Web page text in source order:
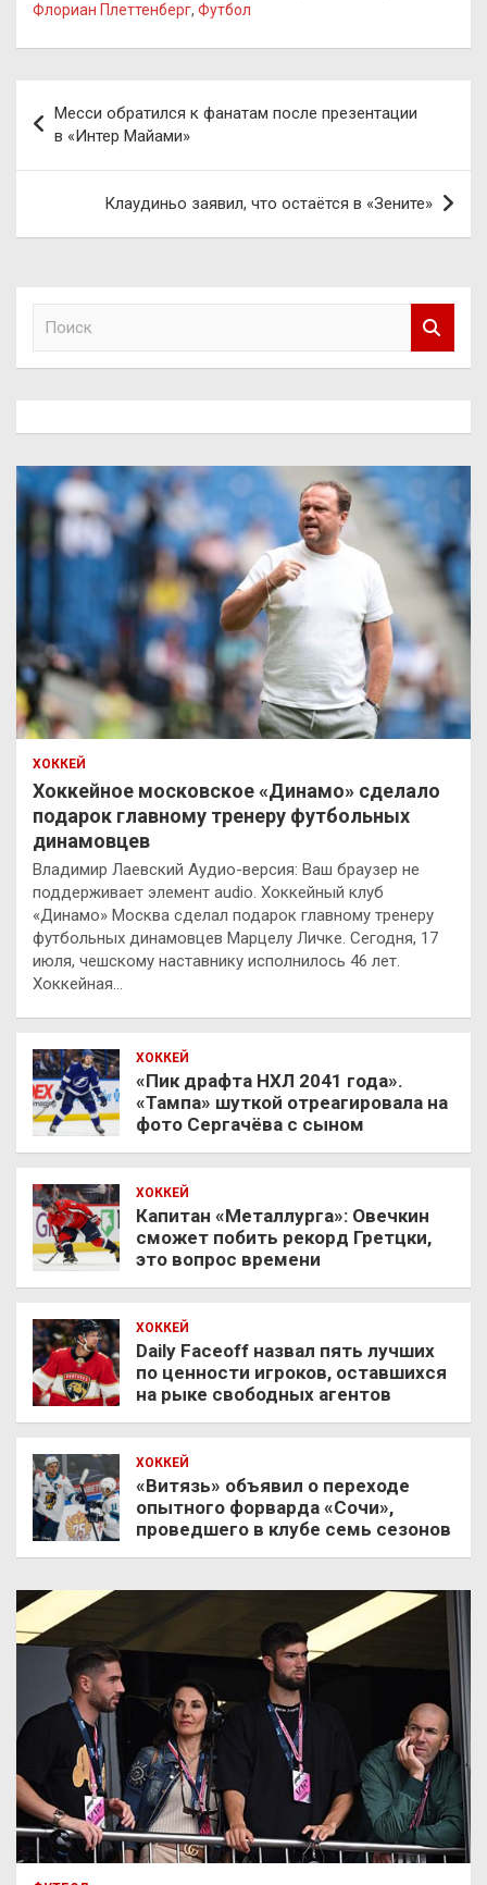
Флориан Плеттенберг, Футбол
по
записям
Месси обратился к фанатам после презентации
в «Интер Майами»
Клаудиньо заявил, что остаётся в «Зените»
ХОККЕЙ
Хоккейное московское «Динамо» сделало
подарок главному тренеру футбольных
динамовцев
Владимир Лаевский Аудио-версия: Ваш браузер не
поддерживает элемент audio. Хоккейный клуб
«Динамо» Москва сделал подарок главному тренеру
футбольных динамовцев Марцелу Личке. Сегодня, 17
июля, чешскому наставнику исполнилось 46 лет.
Хоккейная…
ХОККЕЙ
«Пик драфта НХЛ 2041 года».
«Тампа» шуткой отреагировала на
фото Сергачёва с сыном
ХОККЕЙ
Капитан «Металлурга»: Овечкин
сможет побить рекорд Гретцки,
это вопрос времени
ХОККЕЙ
Daily Faceoff назвал пять лучших
по ценности игроков, оставшихся
на рыке свободных агентов
ХОККЕЙ
«Витязь» объявил о переходе
опытного форварда «Сочи»,
проведшего в клубе семь сезонов